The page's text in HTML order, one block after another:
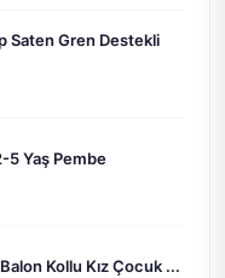
Saten Gren Destekli
5 Yaş Pembe
Kollu Kız Çocuk ...